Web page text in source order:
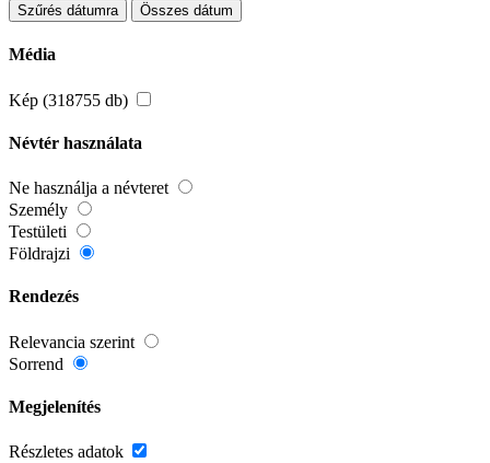
Szűrés dátumra Összes dátum
Média
Kép (318755 db)
Névtér használata
Ne használja a névteret
Személy
Testületi
Földrajzi
Rendezés
Relevancia szerint
Sorrend
Megjelenítés
Részletes adatok